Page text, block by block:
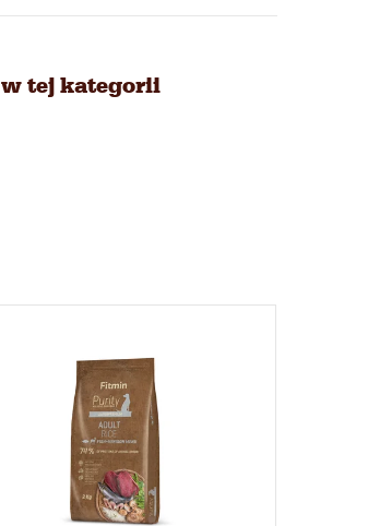
tej kategorii